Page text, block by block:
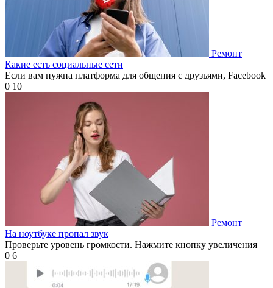
Ремонт
Какие есть социальные сети
Если вам нужна платформа для общения с друзьями, Facebook
0 10
Ремонт
На ноутбуке пропал звук
Проверьте уровень громкости. Нажмите кнопку увеличения
0 6